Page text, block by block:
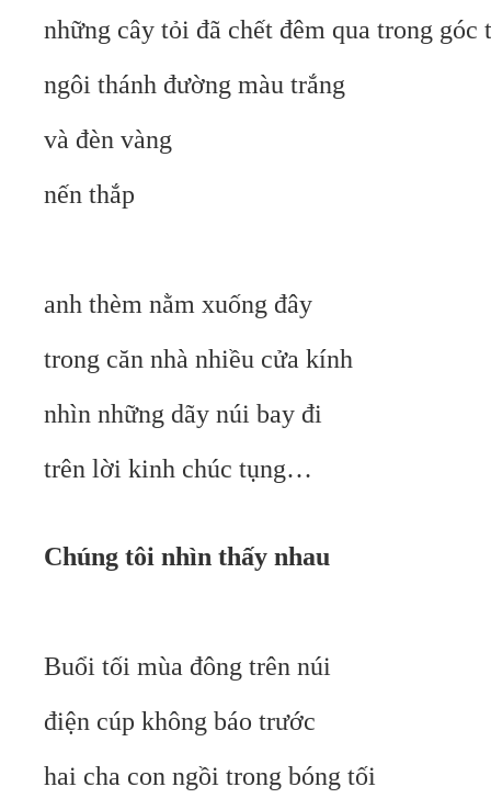
những cây tỏi đã chết đêm qua trong góc
ngôi thánh đường màu trắng
và đèn vàng
nến thắp
anh thèm nằm xuống đây
trong căn nhà nhiều cửa kính
nhìn những dãy núi bay đi
trên lời kinh chúc tụng…
Chúng tôi nhìn thấy nhau
Buổi tối mùa đông trên núi
điện cúp không báo trước
hai cha con ngồi trong bóng tối